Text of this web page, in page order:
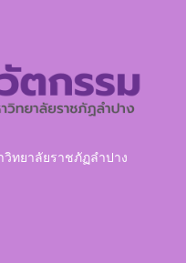
ทยาลัยราชภัฏลำปาง